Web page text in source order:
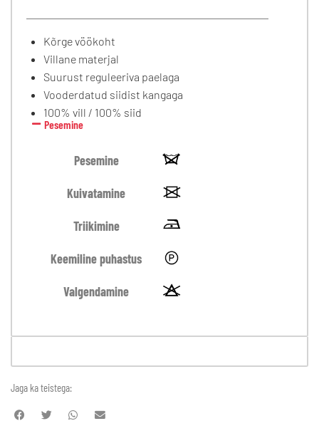
Kõrge vöökoht
Villane materjal
Suurust reguleeriva paelaga
Vooderdatud siidist kangaga
100% vill / 100% siid
Pesemine
Pesemine
Kuivatamine
Triikimine
Keemiline puhastus
Valgendamine
Jaga ka teistega: